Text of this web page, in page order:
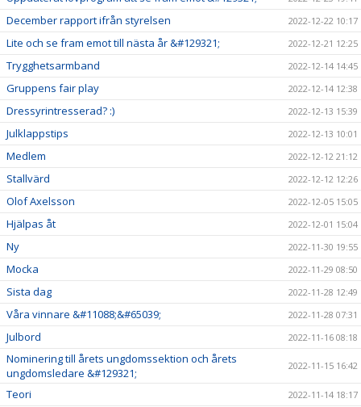
December rapport ifrån styrelsen 2022-12-22 10:17
Lite och se fram emot till nästa år &#129321; 2022-12-21 12:25
Trygghetsarmband 2022-12-14 14:45
Gruppens fair play 2022-12-14 12:38
Dressyrintresserad? :) 2022-12-13 15:39
Julklappstips 2022-12-13 10:01
Medlem 2022-12-12 21:12
Stallvärd 2022-12-12 12:26
Olof Axelsson 2022-12-05 15:05
Hjälpas åt 2022-12-01 15:04
Ny 2022-11-30 19:55
Mocka 2022-11-29 08:50
Sista dag 2022-11-28 12:49
Våra vinnare &#11088;&#65039; 2022-11-28 07:31
Julbord 2022-11-16 08:18
Nominering till årets ungdomssektion och årets
ungdomsledare &#129321;
2022-11-15 16:42
Teori 2022-11-14 18:17